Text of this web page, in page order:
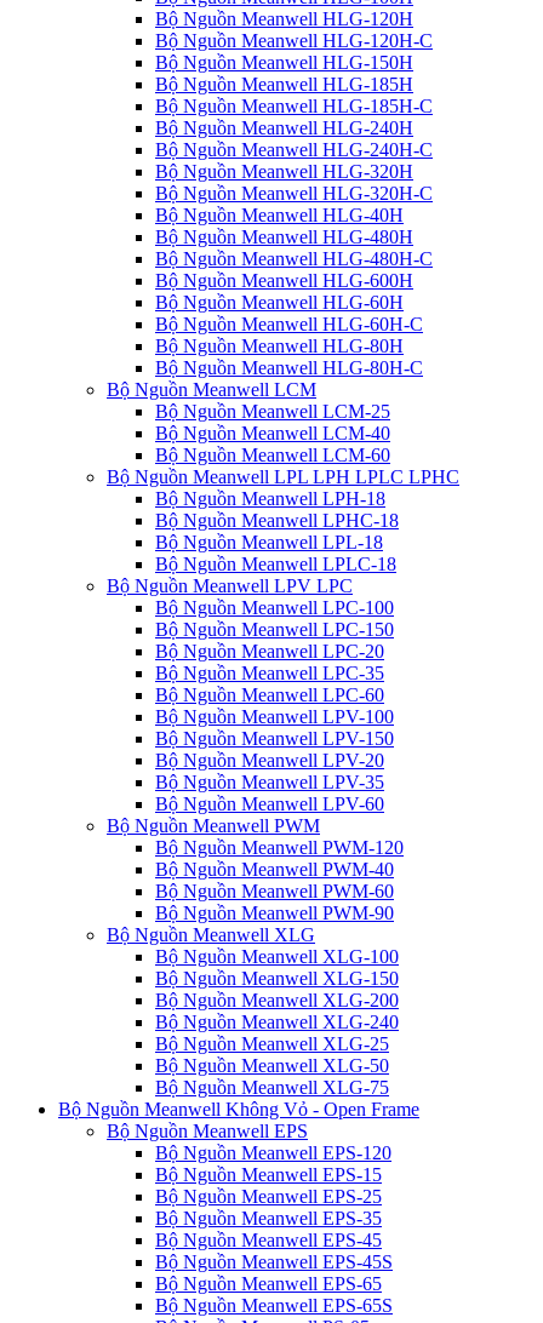
Bộ Nguồn Meanwell HLG-120H
Bộ Nguồn Meanwell HLG-120H-C
Bộ Nguồn Meanwell HLG-150H
Bộ Nguồn Meanwell HLG-185H
Bộ Nguồn Meanwell HLG-185H-C
Bộ Nguồn Meanwell HLG-240H
Bộ Nguồn Meanwell HLG-240H-C
Bộ Nguồn Meanwell HLG-320H
Bộ Nguồn Meanwell HLG-320H-C
Bộ Nguồn Meanwell HLG-40H
Bộ Nguồn Meanwell HLG-480H
Bộ Nguồn Meanwell HLG-480H-C
Bộ Nguồn Meanwell HLG-600H
Bộ Nguồn Meanwell HLG-60H
Bộ Nguồn Meanwell HLG-60H-C
Bộ Nguồn Meanwell HLG-80H
Bộ Nguồn Meanwell HLG-80H-C
Bộ Nguồn Meanwell LCM
Bộ Nguồn Meanwell LCM-25
Bộ Nguồn Meanwell LCM-40
Bộ Nguồn Meanwell LCM-60
Bộ Nguồn Meanwell LPL LPH LPLC LPHC
Bộ Nguồn Meanwell LPH-18
Bộ Nguồn Meanwell LPHC-18
Bộ Nguồn Meanwell LPL-18
Bộ Nguồn Meanwell LPLC-18
Bộ Nguồn Meanwell LPV LPC
Bộ Nguồn Meanwell LPC-100
Bộ Nguồn Meanwell LPC-150
Bộ Nguồn Meanwell LPC-20
Bộ Nguồn Meanwell LPC-35
Bộ Nguồn Meanwell LPC-60
Bộ Nguồn Meanwell LPV-100
Bộ Nguồn Meanwell LPV-150
Bộ Nguồn Meanwell LPV-20
Bộ Nguồn Meanwell LPV-35
Bộ Nguồn Meanwell LPV-60
Bộ Nguồn Meanwell PWM
Bộ Nguồn Meanwell PWM-120
Bộ Nguồn Meanwell PWM-40
Bộ Nguồn Meanwell PWM-60
Bộ Nguồn Meanwell PWM-90
Bộ Nguồn Meanwell XLG
Bộ Nguồn Meanwell XLG-100
Bộ Nguồn Meanwell XLG-150
Bộ Nguồn Meanwell XLG-200
Bộ Nguồn Meanwell XLG-240
Bộ Nguồn Meanwell XLG-25
Bộ Nguồn Meanwell XLG-50
Bộ Nguồn Meanwell XLG-75
Bộ Nguồn Meanwell Không Vỏ - Open Frame
Bộ Nguồn Meanwell EPS
Bộ Nguồn Meanwell EPS-120
Bộ Nguồn Meanwell EPS-15
Bộ Nguồn Meanwell EPS-25
Bộ Nguồn Meanwell EPS-35
Bộ Nguồn Meanwell EPS-45
Bộ Nguồn Meanwell EPS-45S
Bộ Nguồn Meanwell EPS-65
Bộ Nguồn Meanwell EPS-65S